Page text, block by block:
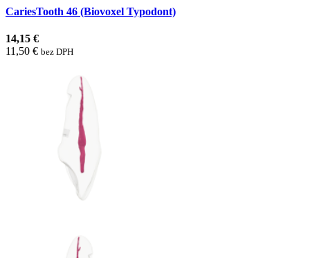
CariesTooth 46 (Biovoxel Typodont)
14,15 €
11,50 € bez DPH